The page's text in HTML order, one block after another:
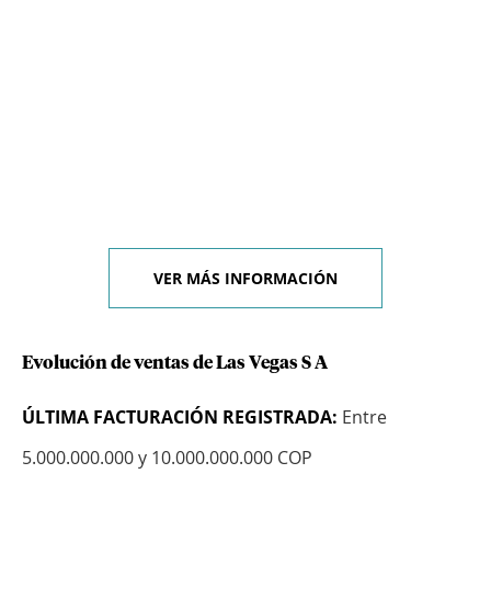
VER MÁS INFORMACIÓN
Evolución de ventas de Las Vegas S A
ÚLTIMA FACTURACIÓN REGISTRADA: Entre
5.000.000.000 y 10.000.000.000 COP